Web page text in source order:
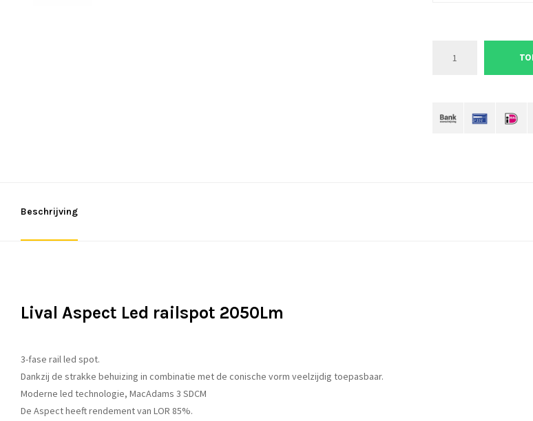
Beschrijving
Lival Aspect Led railspot 2050Lm
3-fase rail led spot.
Dankzij de strakke behuizing in combinatie met de conische vorm veelzijdig toepasbaar.
Moderne led technologie, MacAdams 3 SDCM
De Aspect heeft rendement van LOR 85%.